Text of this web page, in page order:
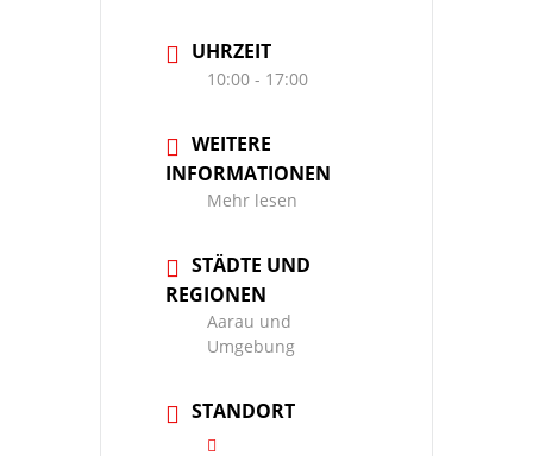
UHRZEIT
10:00 - 17:00
WEITERE
INFORMATIONEN
Mehr lesen
STÄDTE UND
REGIONEN
Aarau und
Umgebung
STANDORT